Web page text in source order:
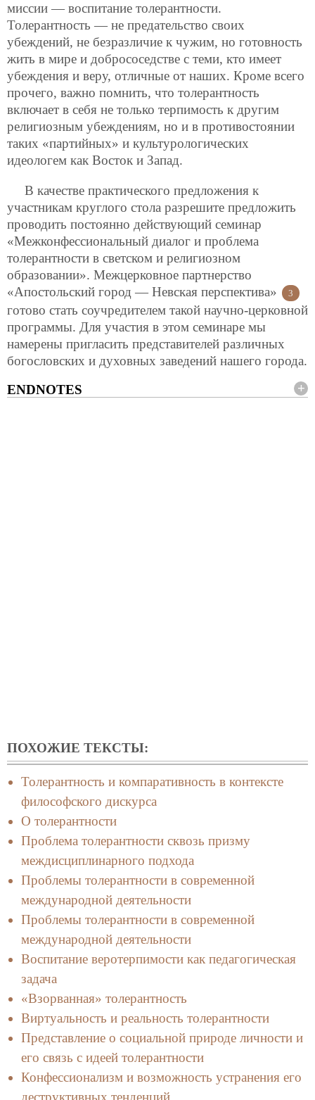
миссии — воспитание толерантности.
Толерантность — не предательство своих
убеждений, не безразличие к чужим, но готовность
жить в мире и добрососедстве с теми, кто имеет
убеждения и веру, отличные от наших. Кроме всего
прочего, важно помнить, что толерантность
включает в себя не только терпимость к другим
религиозным убеждениям, но и в противостоянии
таких «партийных» и культурологических
идеологем как Восток и Запад.
В качестве практического предложения к
участникам круглого стола разрешите предложить
проводить постоянно действующий семинар
«Межконфессиональный диалог и проблема
толерантности в светском и религиозном
образовании». Межцерковное партнерство
«Апостольский город — Невская перспектива»
3
готово стать соучредителем такой научно-церковной
программы. Для участия в этом семинаре мы
намерены пригласить представителей различных
богословских и духовных заведений нашего города.
ENDNOTES
ПОХОЖИЕ ТЕКСТЫ:
Толерантность и компаративность в контексте
философского дискурса
О толерантности
Проблема толерантности сквозь призму
междисциплинарного подхода
Проблемы толерантности в современной
международной деятельности
Проблемы толерантности в современной
международной деятельности
Воспитание веротерпимости как педагогическая
задача
«Взорванная» толерантность
Виртуальность и реальность толерантности
Представление о социальной природе личности и
его связь с идеей толерантности
Конфессионализм и возможность устранения его